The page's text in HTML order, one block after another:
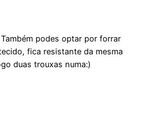
podes optar por forrar
fica resistante da mesma
duas trouxas numa:)